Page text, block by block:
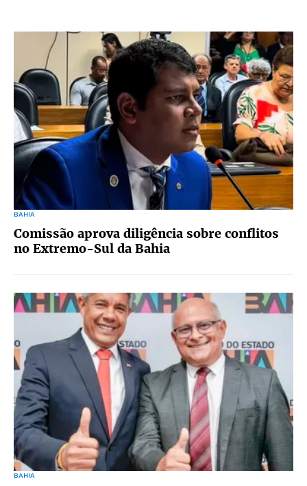
BAHIA
Comissão aprova diligência sobre conflitos
no Extremo-Sul da Bahia
BAHIA